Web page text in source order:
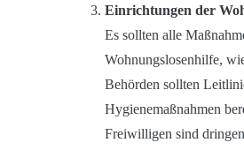
Einrichtungen der
Es sollten alle
Wohnungslosenhilfe,
Behörden sollten
Hygienemaßnahmen
Freiwilligen sind